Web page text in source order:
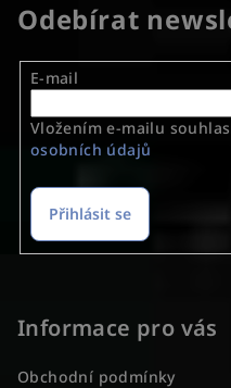
Odebírat
E-mail
Vložením e-mailu
osobních údajů
Přihlásit se
Informace pro vás
Obchodní podmínky